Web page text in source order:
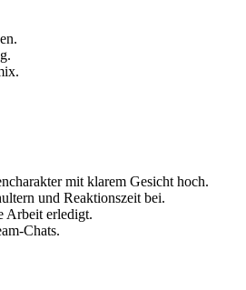
mit klarem Gesicht hoch.
und Reaktionszeit bei.
Arbeit erledigt.
Chats.